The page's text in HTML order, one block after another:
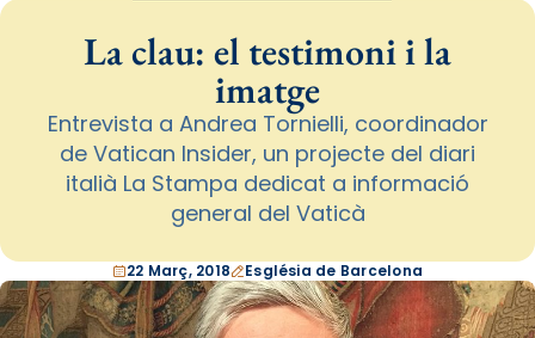
La clau: el testimoni i la
imatge
Entrevista a Andrea Tornielli, coordinador
de Vatican Insider, un projecte del diari
italià La Stampa dedicat a informació
general del Vaticà
22 Març, 2018 Església de Barcelona